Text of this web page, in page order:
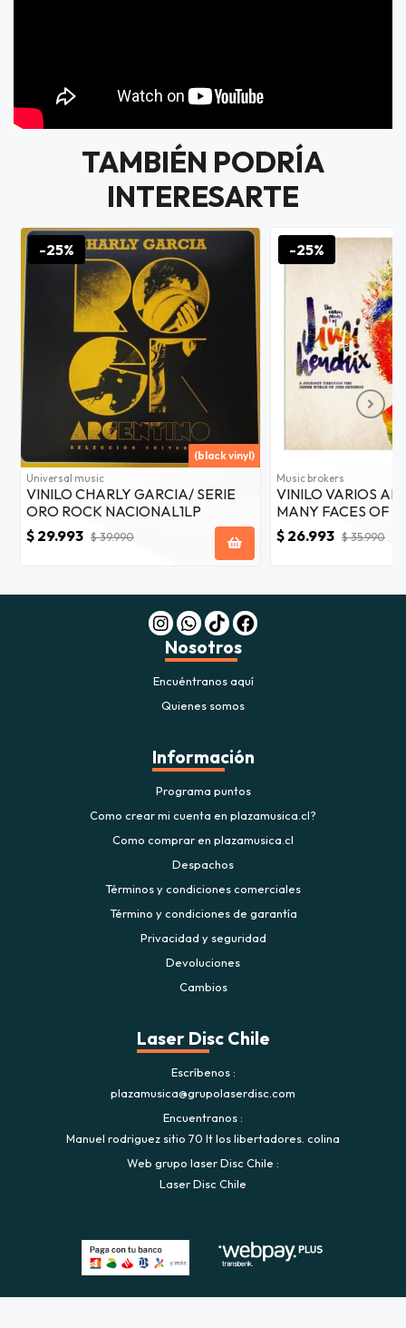
TAMBIÉN PODRÍA
INTERESARTE
-25%
(black vinyl)
Universal music
VINILO CHARLY GARCIA/ SERIE
ORO ROCK NACIONAL1LP
$ 29.993 $ 39.990
-25%
Music brokers
VINILO VARIOS
MANY FACES OF
2LP
$ 26.993 $ 35.990
Nosotros
Encuéntranos aquí
Quienes somos
Información
Programa puntos
Como crear mi cuenta en plazamusica.cl?
Como comprar en plazamusica.cl
Despachos
Términos y condiciones comerciales
Término y condiciones de garantía
Privacidad y seguridad
Devoluciones
Cambios
Laser Disc Chile
Escríbenos
plazamusica@grupolaserdisc.com
Encuentranos
Manuel rodriguez sitio 70 lt los libertadores. colina
Web grupo laser Disc Chile
Laser Disc Chile